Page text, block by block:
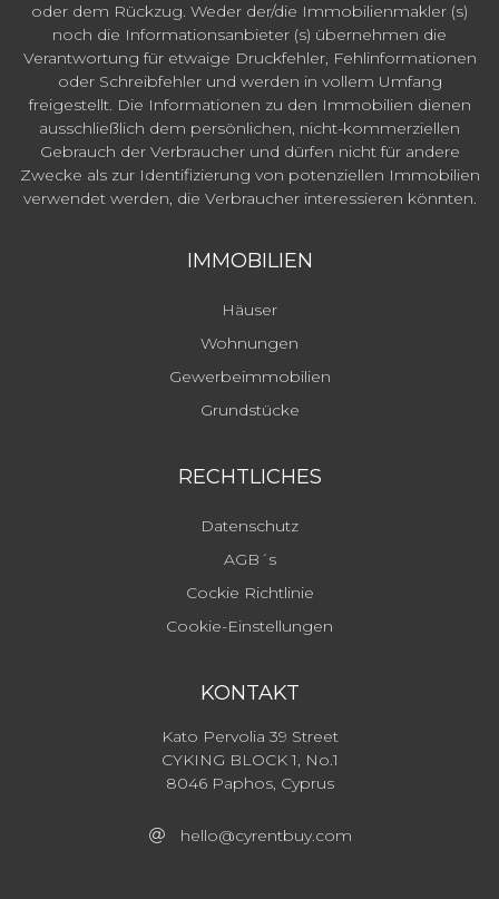
oder dem Rückzug. Weder der/die Immobilienmakler (s)
noch die Informationsanbieter (s) übernehmen die
Verantwortung für etwaige Druckfehler, Fehlinformationen
oder Schreibfehler und werden in vollem Umfang
freigestellt. Die Informationen zu den Immobilien dienen
ausschließlich dem persönlichen, nicht-kommerziellen
Gebrauch der Verbraucher und dürfen nicht für andere
Zwecke als zur Identifizierung von potenziellen Immobilien
verwendet werden, die Verbraucher interessieren könnten.
IMMOBILIEN
Häuser
Wohnungen
Gewerbeimmobilien
Grundstücke
RECHTLICHES
Datenschutz
AGB´s
Cockie Richtlinie
Cookie-Einstellungen
KONTAKT
Kato Pervolia 39 Street
CYKING BLOCK 1, No.1
8046 Paphos, Cyprus
hello@cyrentbuy.com